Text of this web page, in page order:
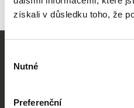
získali v důsledku toho, že
souhlasu
Nutné
Preferenční